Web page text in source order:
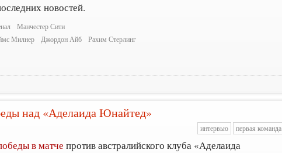
новостей.
Манчестер Сити
Милнер
Джордон Айб Рахим Стерлинг
над «Аделаида Юнайтед»
интервью первая команда
в матче против австралийского клуба «Аделаида